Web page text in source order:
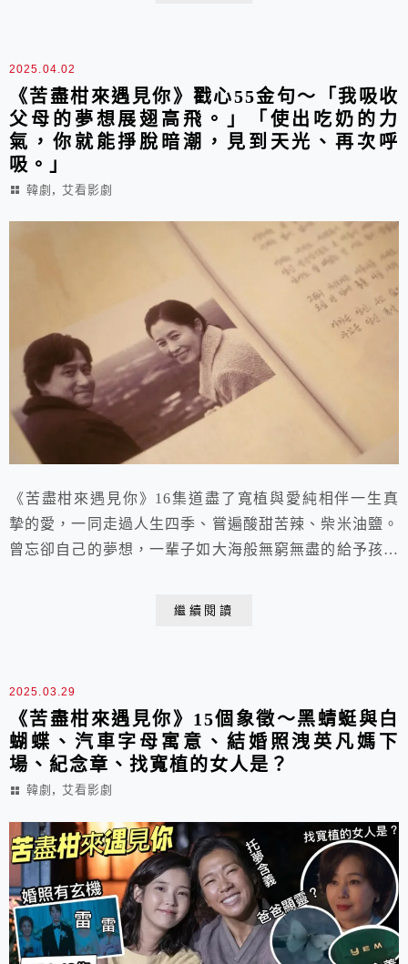
2025.04.02
《苦盡柑來遇見你》戳心55金句～「我吸收
父母的夢想展翅高飛。」「使出吃奶的力
氣，你就能掙脫暗潮，見到天光、再次呼
吸。」
韓劇 , 艾看影劇
《苦盡柑來遇見你》16集道盡了寬植與愛純相伴一生真
摯的愛，一同走過人生四季、嘗遍酸甜苦辣、柴米油鹽。
曾忘卻自己的夢想，一輩子如大海般無窮無盡的給予孩子
繼續閱讀
2025.03.29
《苦盡柑來遇見你》15個象徵～黑蜻蜓與白
蝴蝶、汽車字母寓意、結婚照洩英凡媽下
場、紀念章、找寬植的女人是？
韓劇 , 艾看影劇